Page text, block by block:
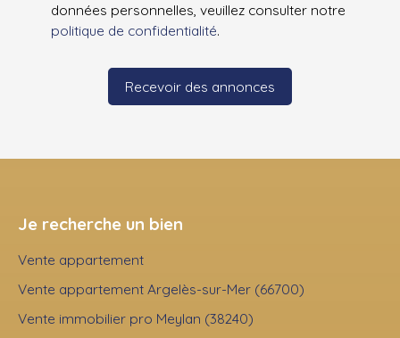
données personnelles, veuillez consulter notre
politique de confidentialité.
Recevoir des annonces
Je recherche un bien
Vente appartement
Vente appartement Argelès-sur-Mer (66700)
Vente immobilier pro Meylan (38240)